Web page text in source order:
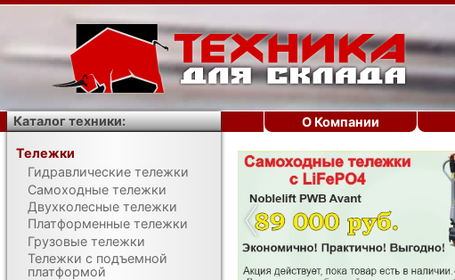
‹
О Компании
Каталог техники:
Тележки
Гидравлические тележки
Самоходные тележки
Двухколесные тележки
Платформенные тележки
Грузовые тележки
Тележки с подъемной
платформой